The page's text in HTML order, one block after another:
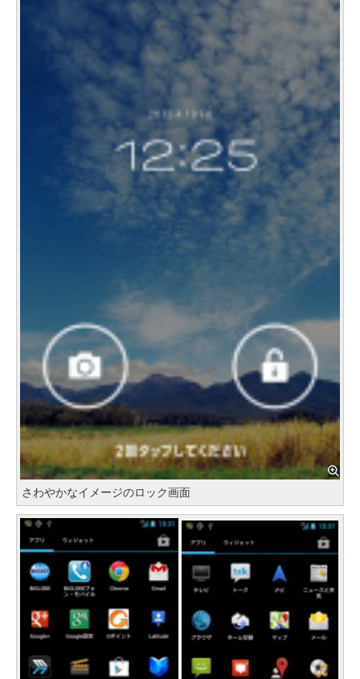
さわやかなイメージのロック画面